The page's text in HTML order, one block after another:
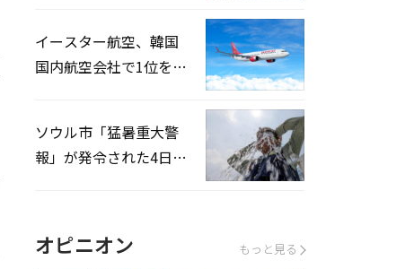
イースター航空、韓国
国内航空会社で1位を記
ソウル市「猛暑重大警
報」が発令された4日、
オピニオン もっと見る